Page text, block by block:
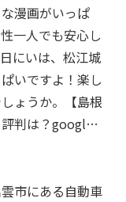
漫画がいっぱ
一人でも安心し
にいは、松江城
いですよ！楽し
ょうか。【島根
評判は？googl…
市にある自動車